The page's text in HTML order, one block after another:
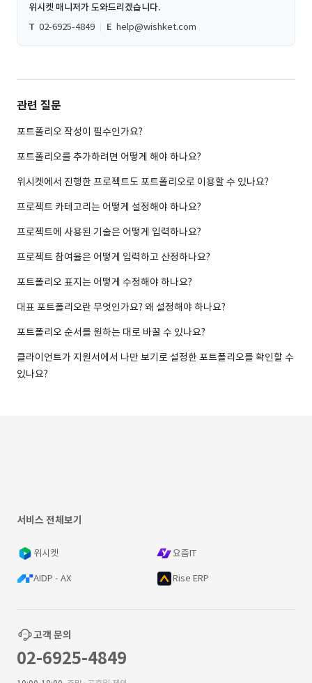
위시켓 매니저가 도와드리겠습니다.
T 02-6925-4849 E help@wishket.com
관련 질문
포트폴리오 작성이 필수인가요?
포트폴리오를 추가하려면 어떻게 해야 하나요?
위시켓에서 진행한 프로젝트도 포트폴리오로 이용할 수 있나요?
프로젝트 카테고리는 어떻게 설정해야 하나요?
프로젝트에 사용된 기술은 어떻게 입력하나요?
프로젝트 참여율은 어떻게 입력하고 산정하나요?
포트폴리오 표지는 어떻게 수정해야 하나요?
대표 포트폴리오란 무엇인가요? 왜 설정해야 하나요?
포트폴리오 순서를 원하는 대로 바꿀 수 있나요?
클라이언트가 지원서에서 나만 보기로 설정한 포트폴리오를 확인할 수
있나요?
서비스 전체보기
위시켓 요즘IT
AIDP - AX Rise ERP
고객 문의
02-6925-4849